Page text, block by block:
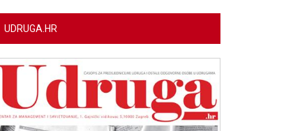
UDRUGA.HR